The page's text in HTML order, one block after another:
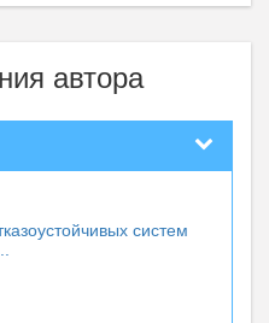
автора
систем